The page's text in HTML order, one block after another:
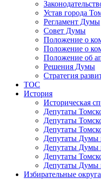
Устав города
Регламент Думы
Совет Думы
Положение о
Положение о
Положение об
Решения Думы
Стратегия
ТОС
История
Историческая
Депутаты
Депутаты
Депутаты
Депутаты Думы
Депутаты Думы
Депутаты
Депутаты Думы
Избирательные округа